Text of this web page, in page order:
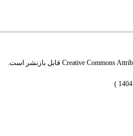
Creative Commons قابل بازنشر است.